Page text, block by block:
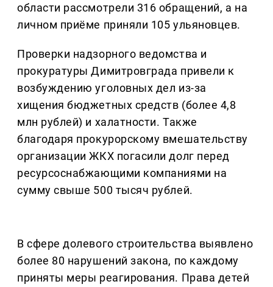
области рассмотрели 316 обращений, а на
личном приёме приняли 105 ульяновцев.
Проверки надзорного ведомства и
прокуратуры Димитровграда привели к
возбуждению уголовных дел из-за
хищения бюджетных средств (более 4,8
млн рублей) и халатности. Также
благодаря прокурорскому вмешательству
организации ЖКХ погасили долг перед
ресурсоснабжающими компаниями на
сумму свыше 500 тысяч рублей.
В сфере долевого строительства выявлено
более 80 нарушений закона, по каждому
приняты меры реагирования. Права детей